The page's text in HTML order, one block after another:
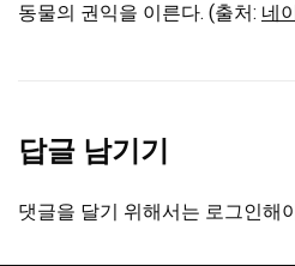
동물의 권익을 이른다. (출처: 네
답글 남기기
댓글을 달기 위해서는 로그인해